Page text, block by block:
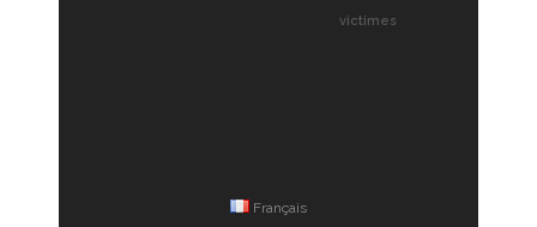
Français